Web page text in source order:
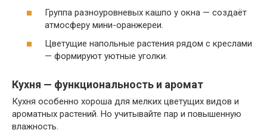
Группа разноуровневых кашпо у окна — создаёт
атмосферу мини-оранжереи.
Цветущие напольные растения рядом с креслами
— формируют уютные уголки.
Кухня — функциональность и аромат
Кухня особенно хороша для мелких цветущих видов и
ароматных растений. Но учитывайте пар и повышенную
влажность.